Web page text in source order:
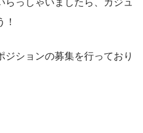
ションの募集を行っており